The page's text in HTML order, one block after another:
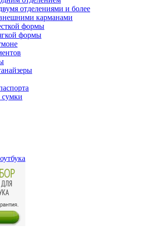
отделениями и более
карманами
формы
формы